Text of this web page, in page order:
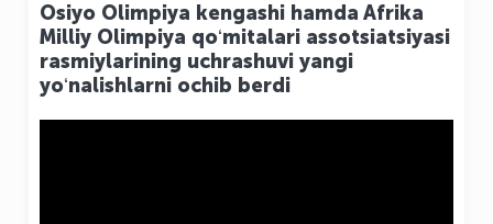
Osiyo Olimpiya kengashi hamda Afrika
Milliy Olimpiya qoʻmitalari assotsiatsiyasi
rasmiylarining uchrashuvi yangi
yoʻnalishlarni ochib berdi